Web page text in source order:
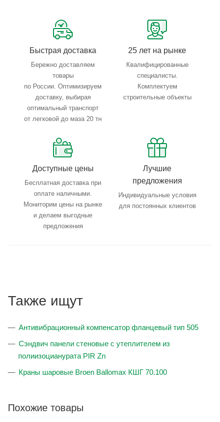
Тройной весовой контроль: въезд, погрузка, выезд
Быстрая доставка
Бережно доставляем
товары
по России. Оптимизируем
доставку, выбирая
оптимальный транспорт
от легковой до маза 20 тн
25 лет на рынке
Квалифицированные
специалисты.
Комплектуем
строительные объекты
Доступные цены
Бесплатная доставка при
оплате наличными.
Мониторим цены на рынке
и делаем выгодные
предложения
Лучшие
предложения
Индивидуальные условия
для постоянных клиентов
Также ищут
Антивибрационный компенсатор фланцевый тип 505
Сэндвич панели стеновые с утеплителем из
полиизоцианурата PIR Zn
Краны шаровые Broen Ballomax КШГ 70.100
Похожие товары